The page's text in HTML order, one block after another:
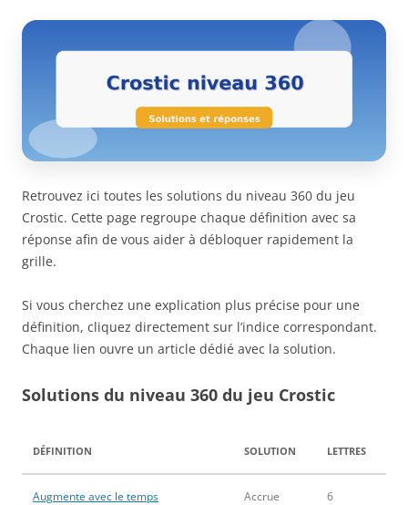
Retrouvez ici toutes les solutions du niveau 360 du jeu
Crostic. Cette page regroupe chaque définition avec sa
réponse afin de vous aider à débloquer rapidement la
grille.
Si vous cherchez une explication plus précise pour une
définition, cliquez directement sur l’indice correspondant.
Chaque lien ouvre un article dédié avec la solution.
Solutions du niveau 360 du jeu Crostic
DÉFINITION SOLUTION LETTRES
Augmente avec le temps Accrue 6